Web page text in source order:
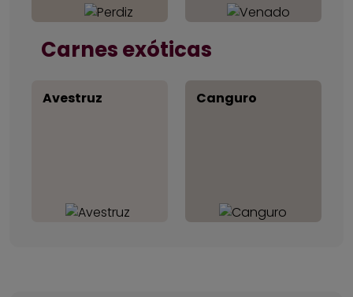
Carnes exóticas
Avestruz Canguro